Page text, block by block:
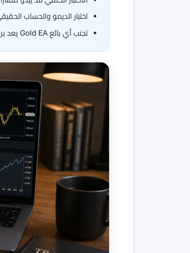
اختبار الديمو والحساب
تجنب أي بائع Gold EA يعد بربح يومي ثابت أو تداول بلا خسارة